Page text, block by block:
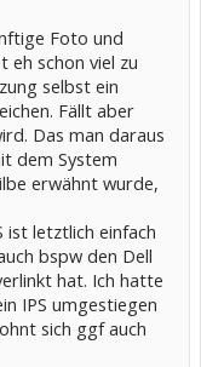
Foto und
eh schon viel zu
selbst ein
Fällt aber
Das man daraus
dem System
erwähnt wurde,
ist letztlich einfach
bspw den Dell
hat. Ich hatte
IPS umgestiegen
sich ggf auch